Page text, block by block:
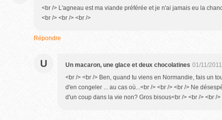
<br /> L'agneau est ma viande préférée et je n'ai jamais eu la
<br /> <br /> <br />
Répondre
U Un macaron, une glace et deux chocolatines 01/11/
<br /> <br /> Ben, quand tu viens en Normandie, fais un
d'en congeler ... au cas où...<br /> <br /> <br /> Ne
d'un coup dans la vie non? Gros bisous<br /> <br /> <br />